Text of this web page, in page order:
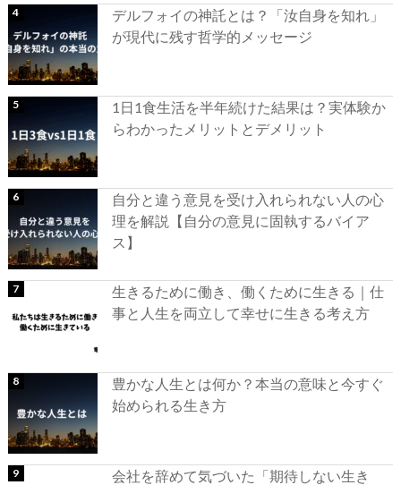
デルフォイの神託とは？「汝自身を知れ」
が現代に残す哲学的メッセージ
1日1食生活を半年続けた結果は？実体験か
らわかったメリットとデメリット
自分と違う意見を受け入れられない人の心
理を解説【自分の意見に固執するバイア
ス】
生きるために働き、働くために生きる｜仕
事と人生を両立して幸せに生きる考え方
豊かな人生とは何か？本当の意味と今すぐ
始められる生き方
会社を辞めて気づいた「期待しない生き